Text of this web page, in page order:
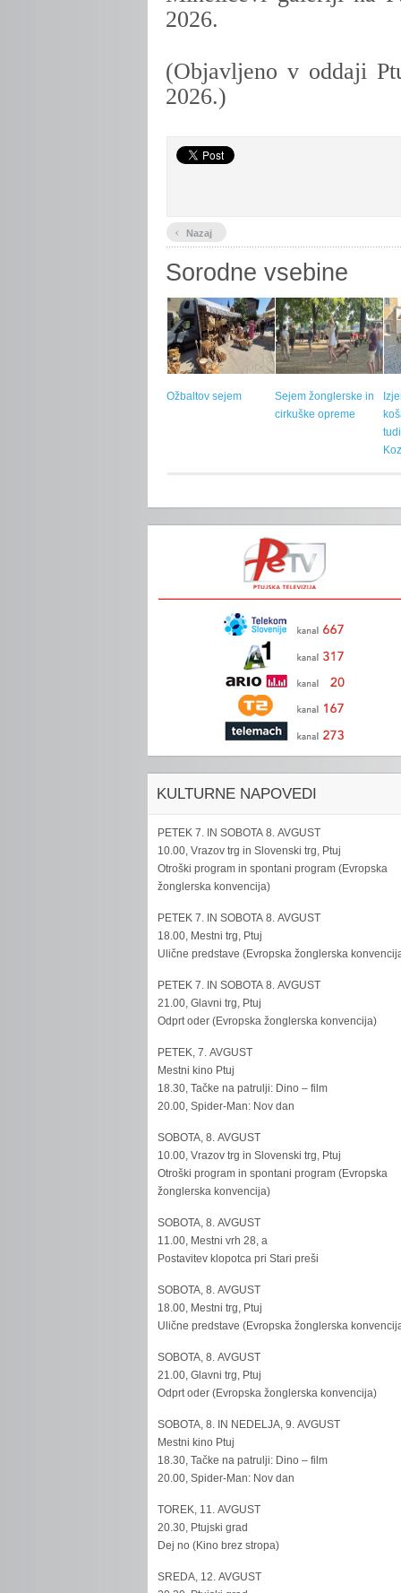
2026.
(Objavljeno v oddaji
2026.)
‹ Nazaj
Sorodne vsebine
Ožbaltov sejem
Sejem žonglerske in
cirkuške opreme
KULTURNE NAPOVEDI
PETEK 7. IN SOBOTA 8. AVGUST
10.00, Vrazov trg in Slovenski trg, Ptuj
Otroški program in spontani program (Evropska
žonglerska konvencija)
PETEK 7. IN SOBOTA 8. AVGUST
18.00, Mestni trg, Ptuj
Ulične predstave (Evropska žonglerska
PETEK 7. IN SOBOTA 8. AVGUST
21.00, Glavni trg, Ptuj
Odprt oder (Evropska žonglerska konvencija)
PETEK, 7. AVGUST
Mestni kino Ptuj
18.30, Tačke na patrulji: Dino – film
20.00, Spider-Man: Nov dan
SOBOTA, 8. AVGUST
10.00, Vrazov trg in Slovenski trg, Ptuj
Otroški program in spontani program (Evropska
žonglerska konvencija)
SOBOTA, 8. AVGUST
11.00, Mestni vrh 28, a
Postavitev klopotca pri Stari preši
SOBOTA, 8. AVGUST
18.00, Mestni trg, Ptuj
Ulične predstave (Evropska žonglerska
SOBOTA, 8. AVGUST
21.00, Glavni trg, Ptuj
Odprt oder (Evropska žonglerska konvencija)
SOBOTA, 8. IN NEDELJA, 9. AVGUST
Mestni kino Ptuj
18.30, Tačke na patrulji: Dino – film
20.00, Spider-Man: Nov dan
TOREK, 11. AVGUST
20.30, Ptujski grad
Dej no (Kino brez stropa)
SREDA, 12. AVGUST